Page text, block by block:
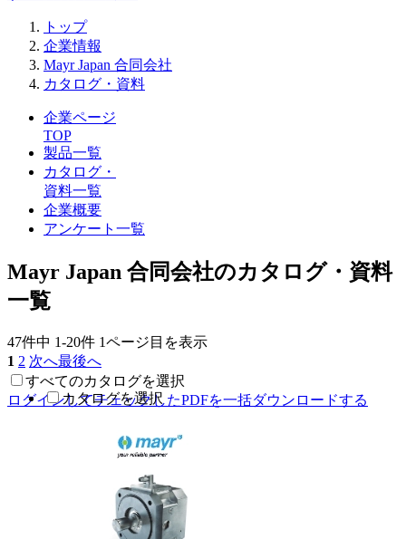
トップ
企業情報
Mayr Japan 合同会社
カタログ・資料
企業ページ
TOP
製品一覧
カタログ・
資料一覧
企業概要
アンケート一覧
Mayr Japan 合同会社のカタログ・資料
一覧
47件中 1-20件 1ページ目を表示
1 2 次へ最後へ
すべてのカタログを選択
ログインしてチェックしたPDFを一括ダウンロードする
カタログを選択